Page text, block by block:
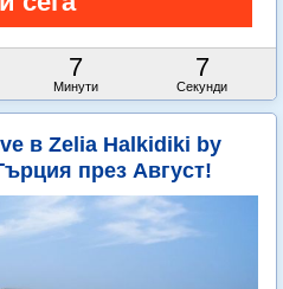
7
Минути
5
Секунди
в Zelia Halkidiki by
през Август!